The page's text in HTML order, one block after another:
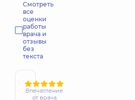
Смотреть
все
оценки
работы
врача и
отзывы
без
текста
Впечатление
от врача